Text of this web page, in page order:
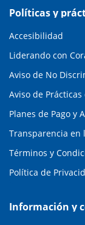
Políticas y
Accesibilidad
Liderando con
Aviso de No
Aviso de
Planes de Pago y
Transparencia en
Términos y
Política de
Información y